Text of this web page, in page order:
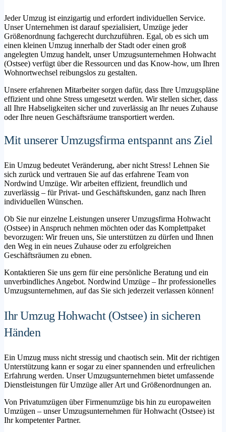
Jeder Umzug ist einzigartig und erfordert individuellen Service.
Unser Unternehmen ist darauf spezialisiert, Umzüge jeder
Größenordnung fachgerecht durchzuführen. Egal, ob es sich um
einen kleinen Umzug innerhalb der Stadt oder einen groß
angelegten Umzug handelt, unser Umzugsunternehmen Hohwacht
(Ostsee) verfügt über die Ressourcen und das Know-how, um Ihren
Wohnortwechsel reibungslos zu gestalten.
Unsere erfahrenen Mitarbeiter sorgen dafür, dass Ihre Umzugspläne
effizient und ohne Stress umgesetzt werden. Wir stellen sicher, dass
all Ihre Habseligkeiten sicher und zuverlässig an Ihr neues Zuhause
oder Ihre neuen Geschäftsräume transportiert werden.
Mit unserer Umzugsfirma entspannt ans Ziel
Ein Umzug bedeutet Veränderung, aber nicht Stress! Lehnen Sie
sich zurück und vertrauen Sie auf das erfahrene Team von
Nordwind Umzüge. Wir arbeiten effizient, freundlich und
zuverlässig – für Privat- und Geschäftskunden, ganz nach Ihren
individuellen Wünschen.
Ob Sie nur einzelne Leistungen unserer Umzugsfirma Hohwacht
(Ostsee) in Anspruch nehmen möchten oder das Komplettpaket
bevorzugen: Wir freuen uns, Sie unterstützen zu dürfen und Ihnen
den Weg in ein neues Zuhause oder zu erfolgreichen
Geschäftsräumen zu ebnen.
Kontaktieren Sie uns gern für eine persönliche Beratung und ein
unverbindliches Angebot. Nordwind Umzüge – Ihr professionelles
Umzugsunternehmen, auf das Sie sich jederzeit verlassen können!
Ihr Umzug Hohwacht (Ostsee) in sicheren
Händen
Ein Umzug muss nicht stressig und chaotisch sein. Mit der richtigen
Unterstützung kann er sogar zu einer spannenden und erfreulichen
Erfahrung werden. Unser Umzugsunternehmen bietet umfassende
Dienstleistungen für Umzüge aller Art und Größenordnungen an.
Von Privatumzügen über Firmenumzüge bis hin zu europaweiten
Umzügen – unser Umzugsunternehmen für Hohwacht (Ostsee) ist
Ihr kompetenter Partner.